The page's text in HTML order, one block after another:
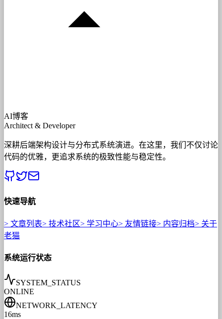
AI博客
Architect & Developer
深耕后端架构设计与分布式系统演进。在这里，我们不仅讨论
代码的优雅，更追求系统的极致性能与稳定性。
快速导航
> 文章列表> 技术社区> 学习中心> 友情链接> 内容归档> 关于
老猫
系统运行状态
SYSTEM_STATUS
ONLINE
NETWORK_LATENCY
16ms